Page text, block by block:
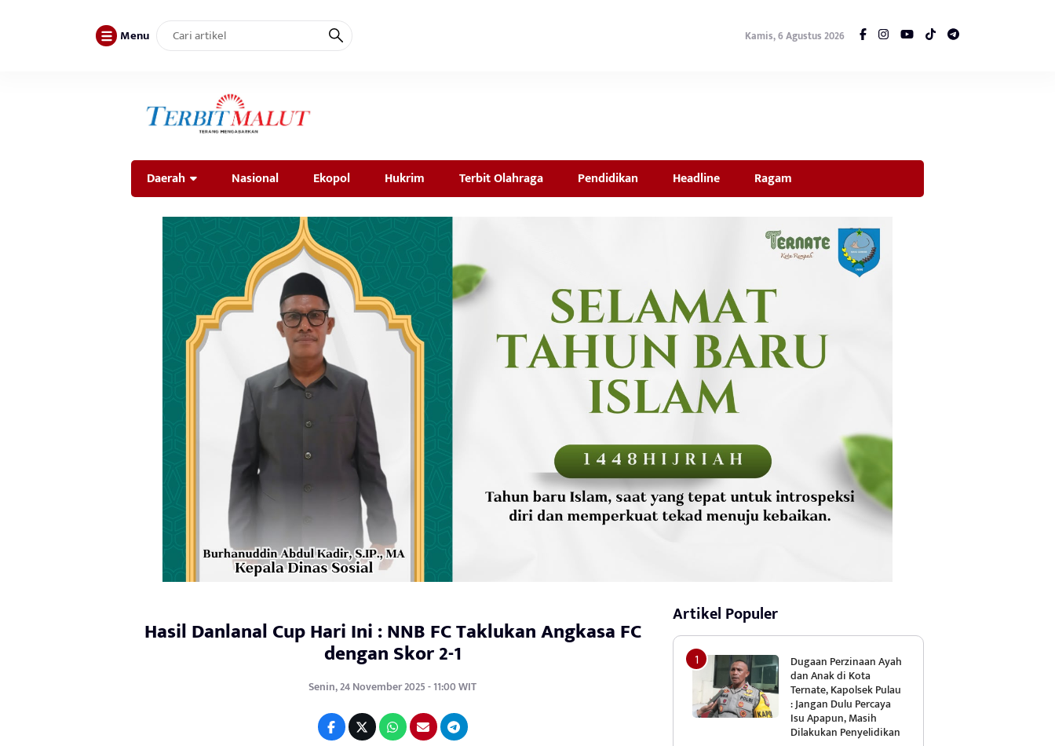
Menu Kamis, 6 Agustus 2026
Daerah Nasional Ekopol Hukrim Terbit Olahraga Pendidikan Headline Ragam
Hasil Danlanal Cup Hari Ini : NNB FC Taklukan Angkasa FC
dengan Skor 2-1
Senin, 24 November 2025 - 11:00 WIT
Artikel Populer
Dugaan Perzinaan Ayah
dan Anak di Kota
Ternate, Kapolsek Pulau
: Jangan Dulu Percaya
Isu Apapun, Masih
Dilakukan Penyelidikan